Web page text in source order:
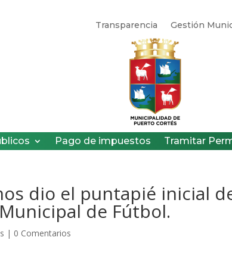
Transparencia Gestión
Pago de impuestos Tramitar
dio el puntapié inicial
de Fútbol.
| 0 Comentarios